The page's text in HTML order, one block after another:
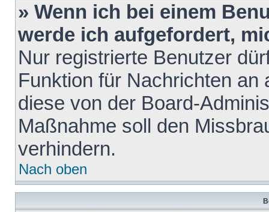
» Wenn ich bei einem
werde ich aufgefordert,
Nur registrierte Benutzer
Funktion für Nachrichten
diese von der Board-
Maßnahme soll den
verhindern.
Nach oben